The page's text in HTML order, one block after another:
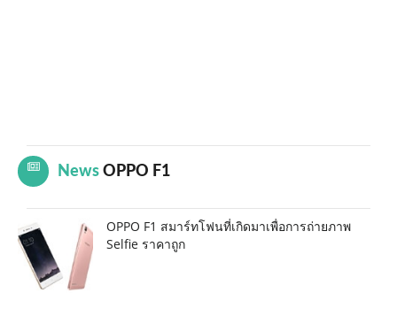
News OPPO F1
OPPO F1 สมาร์ทโฟนที่เกิดมาเพื่อการถ่ายภาพ
Selfie ราคาถูก